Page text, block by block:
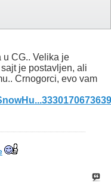
CG.. Velika je
je postavljen, ali
Crnogorci, evo vam